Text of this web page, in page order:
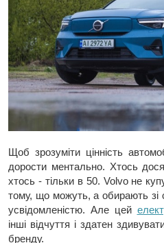
Щоб зрозуміти цінність
дорости ментально. Хтось
хтось - тільки в 50. Volvo не
тому, що можуть, а обирають зі
усвідомленістю. Але цей
інші відчуття і здатен
бренду.